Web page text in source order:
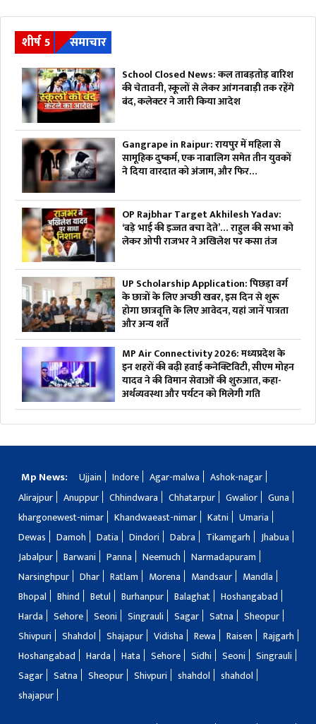
शीर्ष 5 समाचार
School Closed News: कल ताबड़तोड़ बारिश
की चेतावनी, स्कूलों से लेकर आंगनबाड़ी तक रहेंगे
बंद, कलेक्टर ने जारी किया आदेश
Gangrape in Raipur: रायपुर में महिला से
सामूहिक दुष्कर्म, एक नाबालिग समेत तीन युवकों
ने दिया वारदात को अंजाम, और फिर…
OP Rajbhar Target Akhilesh Yadav:
‘बड़े भाई की इज्जत बचा देते’… राहुल की सभा को
लेकर ओपी राजभर ने अखिलेश पर कसा तंज
UP Scholarship Application: पिछड़ा वर्ग
के छात्रों के लिए अच्छी खबर, इस दिन से शुरू
होगा छात्रवृत्ति के लिए आवेदन, यहां जानें पात्रता
और अन्य शर्तें
MP Air Connectivity 2026: मध्यप्रदेश के
इन शहरों की बढ़ी हवाई कनेक्टिविटी, सीएम मोहन
यादव ने की विमान सेवाओं की शुरुआत, कहा-
अर्थव्यवस्था और पर्यटन को मिलेगी गति
Mp News: Ujjain Indore Agar-malwa
Ashok-nagar
Alirajpur
Anuppur Chhindwara Chhatarpur Gwalior
Guna
khargonewest-nimar
Khandwaeast-nimar Katni
Umaria
Dewas
Damoh Datia Dindori Dabra Tikamgarh
Jhabua
Jabalpur
Barwani Panna Neemuch
Narmadapuram
Narsinghpur
Dhar Ratlam Morena Mandsaur
Mandla
Bhopal
Bhind Betul Burhanpur Balaghat
Hoshangabad
Harda
Sehore Seoni Singrauli Sagar Satna
Sheopur
Shivpuri
Shahdol Shajapur Vidisha Rewa Raisen
Rajgarh
Hoshangabad
Harda Hata Sehore Sidhi Seoni
Singrauli
Sagar
Satna Sheopur Shivpuri shahdol
shahdol
shajapur